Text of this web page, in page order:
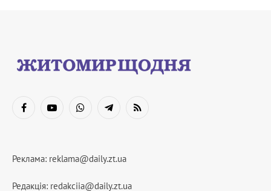
FacebookYouTubeWhatsAppTelegramRSS
Реклама: reklama@daily.zt.ua
Редакція: redakciia@daily.zt.ua